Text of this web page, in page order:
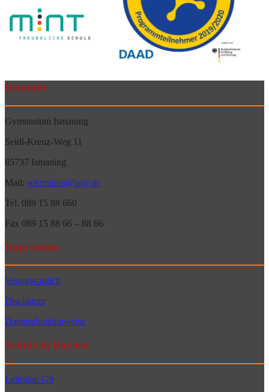
Kontakt
Gymnasium Ismaning
Seidl-Kreuz-Weg 11
85737 Ismaning
Mail: sekretariat@isgy.de
Tel. 089 15 88 660
Fax 089 15 88 66 – 88 66
Impressum
Verantwortlich
Disclaimer
Datenschutzhinweise
Schule in Bayern
Lehrplan G9